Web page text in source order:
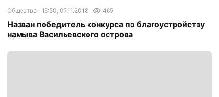
Общество 15:50, 07.11.2018 465
Назван победитель конкурса по благоустройству
намыва Васильевского острова